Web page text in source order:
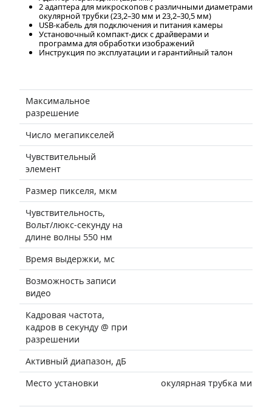
2 адаптера для микроскопов с различными диаметрами
окулярной трубки (23,2–30 мм и 23,2–30,5 мм)
USB-кабель для подключения и питания камеры
Установочный компакт-диск с драйверами и
программа для обработки изображений
Инструкция по эксплуатации и гарантийный талон
Максимальное
разрешение
Число мегапикселей
Чувствительный
элемент
Размер пикселя, мкм
Чувствительность,
Вольт/люкс-секунду на
длине волны 550 нм
Время выдержки, мс
Возможность записи
видео
Кадровая частота,
кадров в секунду @ при
разрешении
Активный диапазон, дБ
Место установки
окулярная трубка